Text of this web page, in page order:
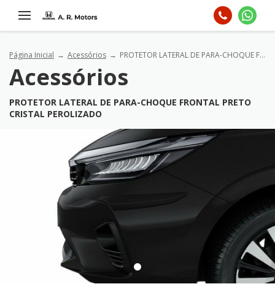
Página Inicial Acessórios PROTETOR LATERAL DE PARA-CHOQUE FRONTAL Preto cristal perolizado
Acessórios
PROTETOR LATERAL DE PARA-CHOQUE FRONTAL PRETO
CRISTAL PEROLIZADO